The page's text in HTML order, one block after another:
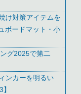
け対策アイテムを
ボードマット・小
グ2025で第二
ンカーを明るい